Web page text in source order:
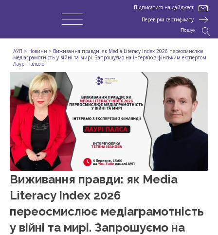
Підписатися на дайджест
Перевірка сертифікату
Пошук
АУП > Новини > Виживання правди: як Media Literacy Index 2026 переосмислює
медіаграмотність у війні та мирі. Запрошуємо на інтерв’ю з фінським експертом
Лаурі Палсою.
Виживання правди: як Media
Literacy Index 2026
переосмислює медіаграмотність
у війні та мирі. Запрошуємо на